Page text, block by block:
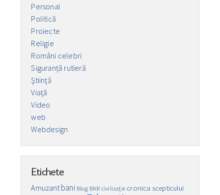
Personal
Politică
Proiecte
Religie
Români celebri
Siguranță rutieră
Ştiinţă
Viaţă
Video
web
Webdesign
Etichete
Amuzant bani Blog BNR civilizaţie cronica scepticului